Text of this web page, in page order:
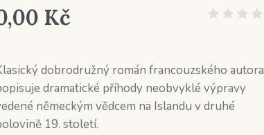
Kč
dobrodružný román francouzského autora
dramatické příhody neobvyklé výpravy
německým vědcem na Islandu v druhé
19. století.